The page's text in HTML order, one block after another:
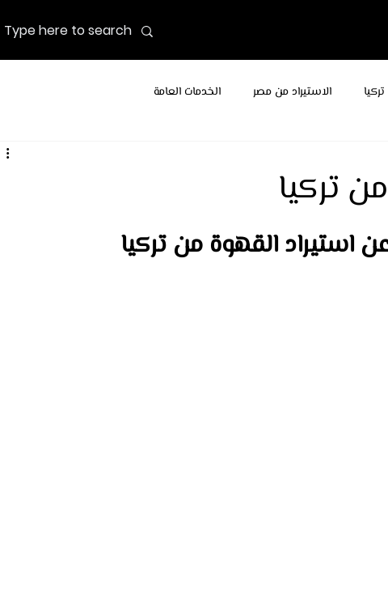
الاستيراد من مصر الخدمات العامة
تركيا
استيراد القهوة من تركيا